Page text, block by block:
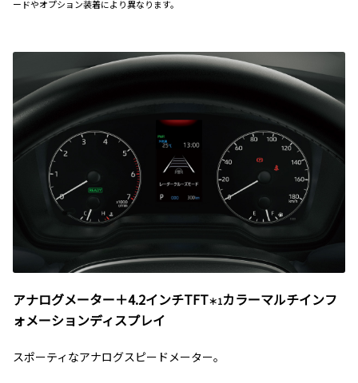
ードやオプション装着により異なります。
アナログメーター＋4.2インチTFT＊1カラーマルチインフ
ォメーションディスプレイ
スポーティなアナログスピードメーター。